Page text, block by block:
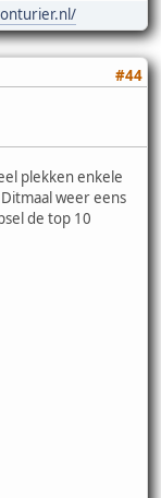
#44
plekken enkele
weer eens
de top 10